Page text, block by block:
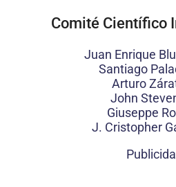
Comité Científico
Juan Enrique
Santiago
Arturo
John
Giuseppe
J. Cristopher